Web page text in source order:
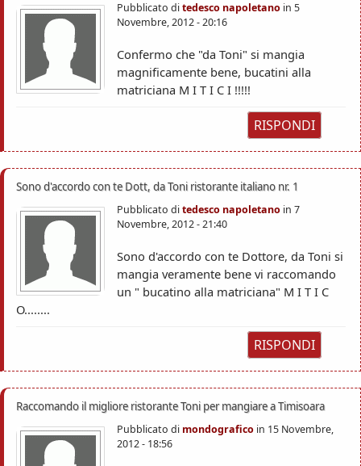
Pubblicato ditedesco napoletano in 5
Novembre, 2012 - 20:16
Confermo che "da Toni" si mangia
magnificamente bene, bucatini alla
matriciana M I T I C I !!!!!
RISPONDI
Sono d'accordo con te Dott, da Toni ristorante italiano nr. 1
Pubblicato ditedesco napoletano in 7
Novembre, 2012 - 21:40
Sono d'accordo con te Dottore, da Toni si
mangia veramente bene vi raccomando
un " bucatino alla matriciana" M I T I C
O........
RISPONDI
Raccomando il migliore ristorante Toni per mangiare a Timisoara
Pubblicato di mondografico in 15 Novembre,
2012 - 18:56